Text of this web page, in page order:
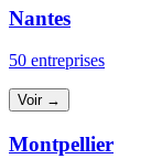
Nantes
50 entreprises
Voir →
Montpellier